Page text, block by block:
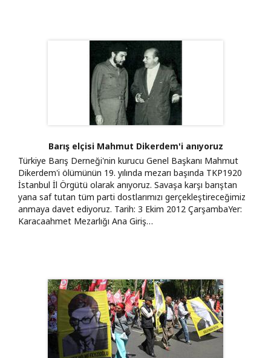
Barış elçisi Mahmut Dikerdem'i anıyoruz
Türkiye Barış Derneği'nin kurucu Genel Başkanı Mahmut
Dikerdem'i ölümünün 19. yılında mezarı başında TKP1920
İstanbul İl Örgütü olarak anıyoruz. Savaşa karşı barıştan
yana saf tutan tüm parti dostlarımızı gerçekleştireceğimiz
anmaya davet ediyoruz. Tarih: 3 Ekim 2012 ÇarşambaYer:
Karacaahmet Mezarlığı Ana Giriş…